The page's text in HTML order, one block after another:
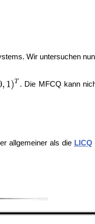
Wir untersuchen
. Die MFCQ kann
allgemeiner als die LICQ